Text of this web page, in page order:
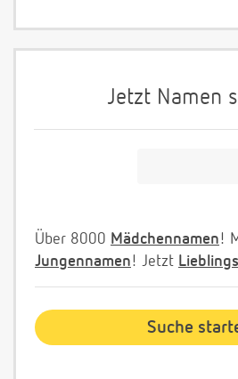
Jetzt Namen
Über 8000 Mädchennamen!
Jungennamen! Jetzt